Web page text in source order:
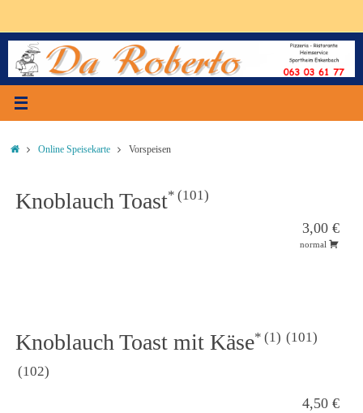
springen
StartOnline Speisekarte Vorspeisen
Knoblauch Toast 101
3,00 €
normal
Knoblauch Toast mit Käse 1 101
102
4,50 €